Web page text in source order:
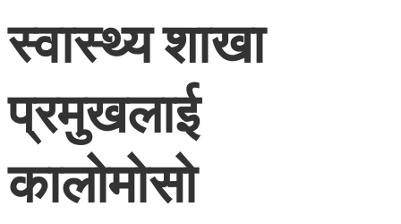
स्वास्थ्य शाखा
प्रमुखलाई
कालोमोसो